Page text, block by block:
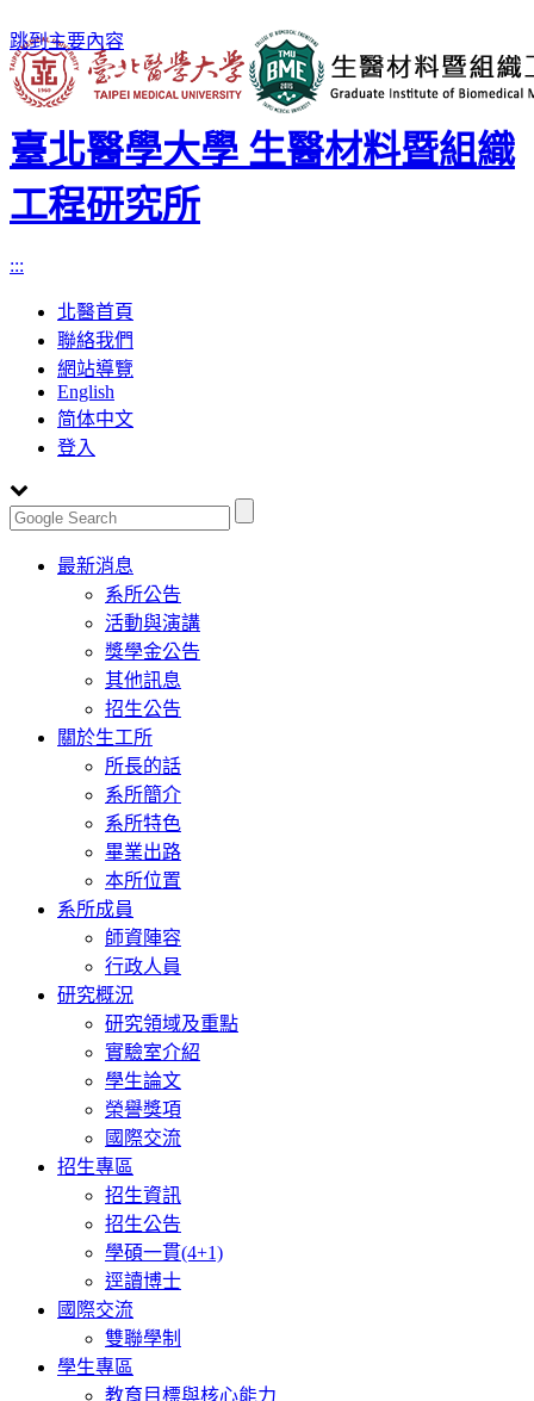
跳到主要內容
臺北醫學大學 生醫材料暨組織
工程研究所
:::
北醫首頁
聯絡我們
網站導覽
English
简体中文
登入
Toggle
navigation
最新消息
系所公告
活動與演講
獎學金公告
其他訊息
招生公告
關於生工所
所長的話
系所簡介
系所特色
畢業出路
本所位置
系所成員
師資陣容
行政人員
研究概況
研究領域及重點
實驗室介紹
學生論文
榮譽獎項
國際交流
招生專區
招生資訊
招生公告
學碩一貫(4+1)
逕讀博士
國際交流
雙聯學制
學生專區
教育目標與核心能力